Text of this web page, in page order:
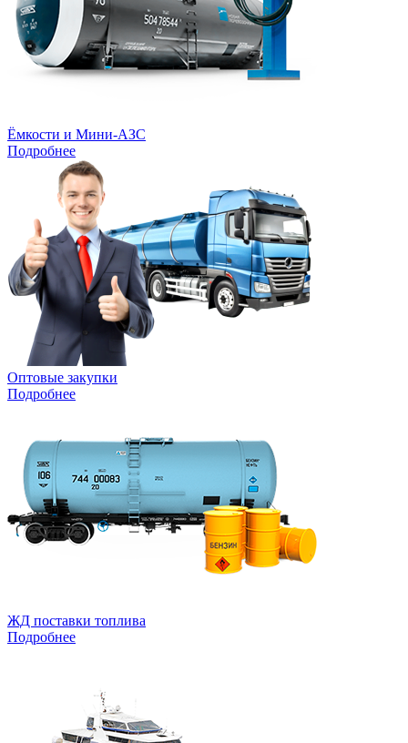
Ёмкости и Мини-АЗС
Подробнее
Оптовые закупки
Подробнее
ЖД поставки топлива
Подробнее